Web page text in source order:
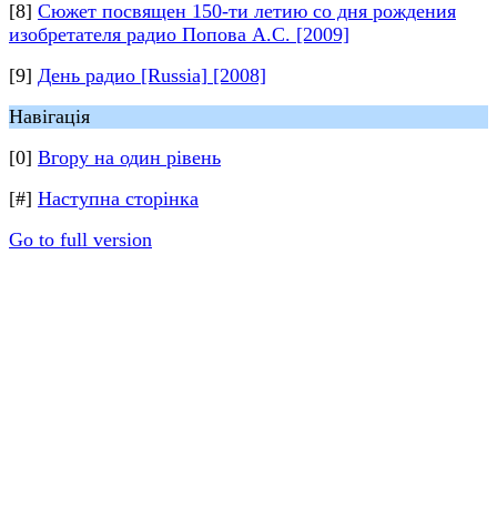
[8] Сюжет посвящен 150-ти летию со дня рождения
изобретателя радио Попова А.С. [2009]
[9] День радио [Russia] [2008]
Навігація
[0] Вгору на один рівень
[#] Наступна сторінка
Go to full version